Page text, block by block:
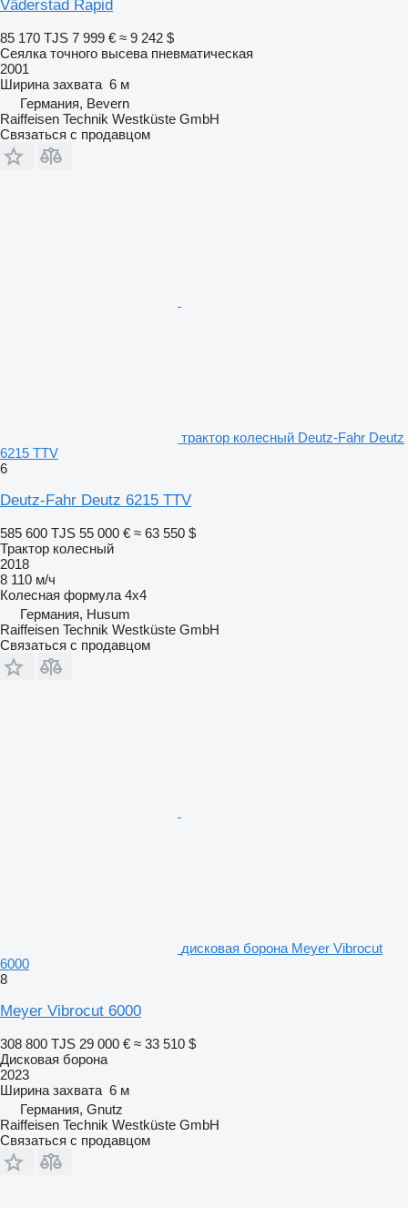
Väderstad Rapid
85 170 TJS 7 999 € ≈ 9 242 $
Сеялка точного высева пневматическая
2001
Ширина захвата 6 м
Германия, Bevern
Raiffeisen Technik Westküste GmbH
Связаться с продавцом
трактор колесный Deutz-Fahr Deutz
6215 TTV
6
Deutz-Fahr Deutz 6215 TTV
585 600 TJS 55 000 € ≈ 63 550 $
Трактор колесный
2018
8 110 м/ч
Колесная формула 4x4
Германия, Husum
Raiffeisen Technik Westküste GmbH
Связаться с продавцом
дисковая борона Meyer Vibrocut
6000
8
Meyer Vibrocut 6000
308 800 TJS 29 000 € ≈ 33 510 $
Дисковая борона
2023
Ширина захвата 6 м
Германия, Gnutz
Raiffeisen Technik Westküste GmbH
Связаться с продавцом